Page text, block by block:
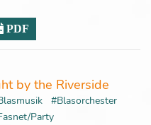
PDF
by the Riverside
#Blasorchester
Party